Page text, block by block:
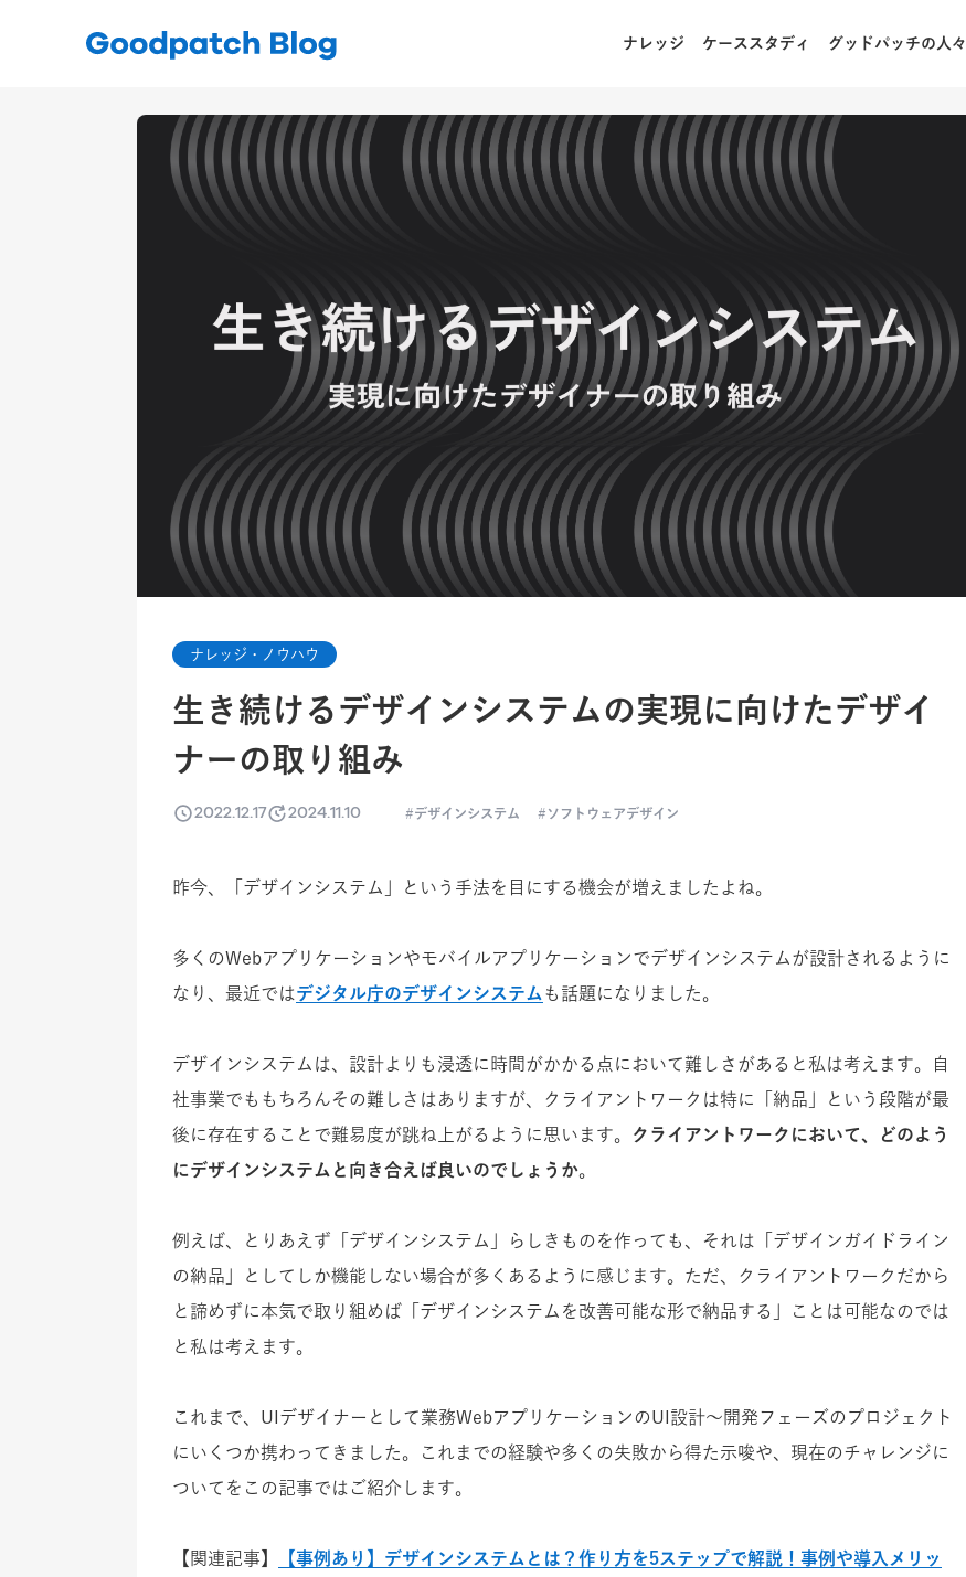
ナレッジ ケーススタディ グッドパッチの人々
ナレッジ・ノウハウ
生き続けるデザインシステムの実現に向けたデザイ
ナーの取り組み
2022.12.17 2024.11.10 デザインシステム ソフトウェアデザイン
昨今、「デザインシステム」という手法を目にする機会が増えましたよね。
多くのWebアプリケーションやモバイルアプリケーションでデザインシステムが設計されるように
なり、最近ではデジタル庁のデザインシステム も話題になりました。
デザインシステムは、設計よりも浸透に時間がかかる点において難しさがあると私は考えます。自
社事業でももちろんその難しさはありますが、クライアントワークは特に「納品」という段階が最
後に存在することで難易度が跳ね上がるように思います。
クライアントワークにおいて、どのよう
にデザインシステムと向き合えば良いのでしょうか。
例えば、とりあえず「デザインシステム」らしきものを作っても、それは「デザインガイドライン
の納品」としてしか機能しない場合が多くあるように感じます。ただ、クライアントワークだから
と諦めずに本気で取り組めば「デザインシステムを改善可能な形で納品する」ことは可能なのでは
と私は考えます。
これまで、UIデザイナーとして業務WebアプリケーションのUI設計〜開発フェーズのプロジェクト
にいくつか携わってきました。これまでの経験や多くの失敗から得た示唆や、現在のチャレンジに
ついてをこの記事ではご紹介します。
【関連記事】
【事例あり】デザインシステムとは？作り方を5ステップで解説！事例や導入メリッ